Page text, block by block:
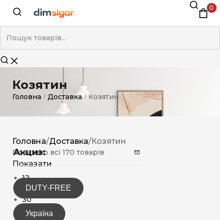
0
Козятин
Головна / Доставка / Козятин
Акциз:
DUTY-FREE
Україна
Головна/Доставка/Козятин
Показано всі 170 товарів
Показати
12
15
30